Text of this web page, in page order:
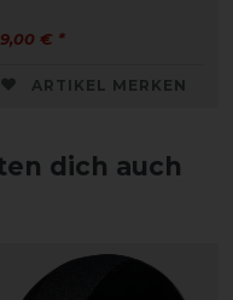
€ *
ARTIKEL MERKEN
dich auch